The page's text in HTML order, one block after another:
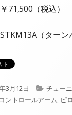
71,500（税込）
（ターン
3月12日
カ
テ
チュー
コントロールアーム, ピロ